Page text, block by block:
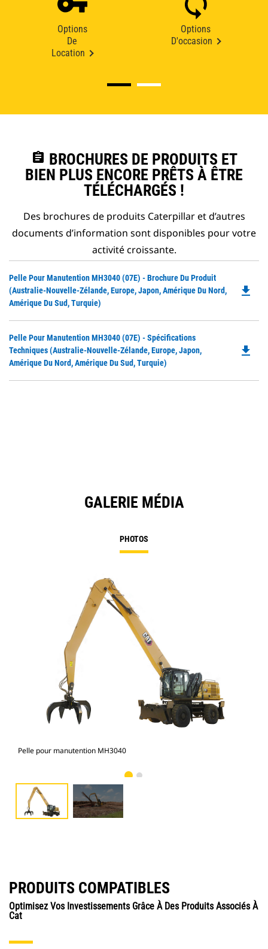
Options
De
Location
Options
D'occasion
assignment BROCHURES DE PRODUITS ET
BIEN PLUS ENCORE PRÊTS À ÊTRE
TÉLÉCHARGÉS !
Des brochures de produits Caterpillar et d’autres
documents d’information sont disponibles pour votre
activité croissante.
Pelle Pour Manutention MH3040 (07E) - Brochure Du Produit
(Australie-Nouvelle-Zélande, Europe, Japon, Amérique Du Nord,
Amérique Du Sud, Turquie)
file_download
Pelle Pour Manutention MH3040 (07E) - Spécifications
Techniques (Australie-Nouvelle-Zélande, Europe, Japon,
Amérique Du Nord, Amérique Du Sud, Turquie)
file_download
GALERIE MÉDIA
PHOTOS
Pelle pour manutention MH3040
PRODUITS COMPATIBLES
Optimisez Vos Investissements Grâce À Des Produits Associés À
Cat